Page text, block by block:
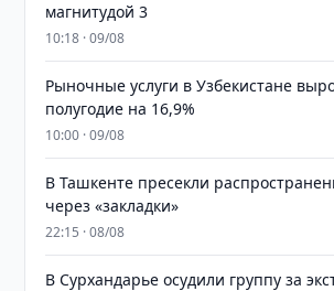
магнитудой 3
10:18 · 09/08
Рыночные услуги в Узбекистане
полугодие на 16,9%
10:00 · 09/08
В Ташкенте пресекли
через «закладки»
22:15 · 08/08
В Сурхандарье осудили группу за